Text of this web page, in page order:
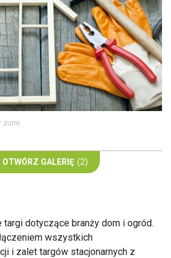
zumi
OTWÓRZ GALERIĘ (2)
dotyczące branży dom i ogród.
wszystkich
i zalet targów stacjonarnych z